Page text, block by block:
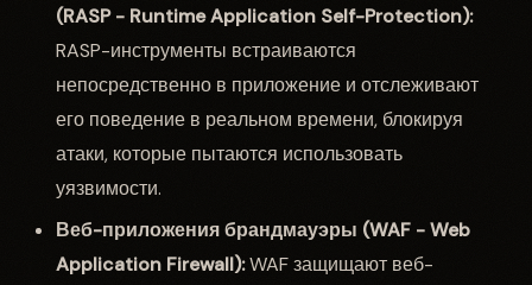
(RASP - Runtime Application Self-Protection):
RASP-инструменты встраиваются
непосредственно в приложение и отслеживают
его поведение в реальном времени, блокируя
атаки, которые пытаются использовать
уязвимости.
Веб-приложения брандмауэры (WAF - Web
Application Firewall):WAF защищают веб-